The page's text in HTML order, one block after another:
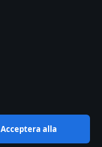
Acceptera alla